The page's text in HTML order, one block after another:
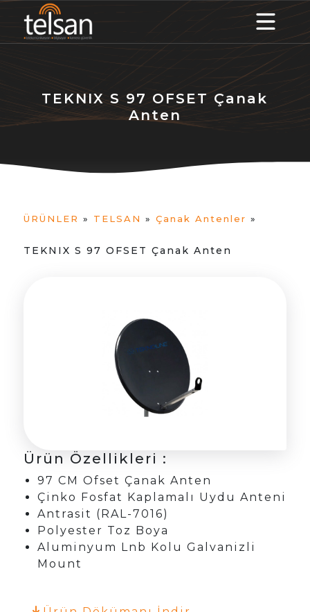
TEKNIX S 97 OFSET Çanak
Anten
ÜRÜNLER » TELSAN » Çanak Antenler »
TEKNIX S 97 OFSET Çanak Anten
Ürün Özellikleri :
97 CM Ofset Çanak Anten
Çinko Fosfat Kaplamalı Uydu Anteni
Antrasit (RAL-7016)
Polyester Toz Boya
Aluminyum Lnb Kolu Galvanizli
Mount